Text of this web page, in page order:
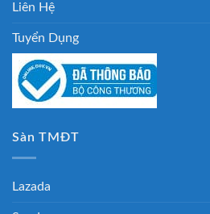
Liên Hệ
Tuyển Dụng
Sàn TMĐT
Lazada